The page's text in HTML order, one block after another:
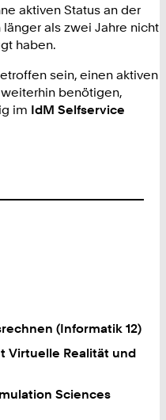
aktiven Status an der
länger als zwei Jahre nicht
haben.
sein, einen aktiven
benötigen,
im IdM Selfservice
(Informatik 12)
Virtuelle Realität und
Sciences